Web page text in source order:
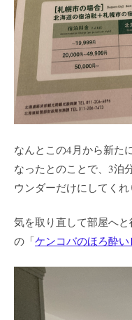
なんとこの4月から新た
なったとのことで、3泊
ウンダーだけにしてくれ
気を取り直して部屋へ
の「ケンコバのほろ酔い